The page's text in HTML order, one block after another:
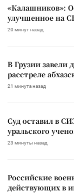
«Калашников»:
улучшенное на
20 минут назад
В Грузии завели
расстреле
21 минута назад
Суд оставил в
уральского
23 минуты назад
Российские
действующих в